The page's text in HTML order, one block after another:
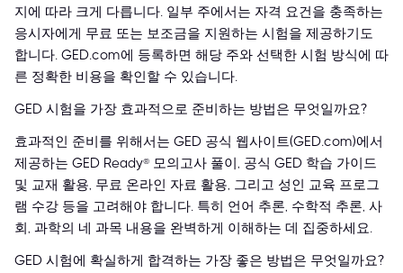
지에 따라 크게 다릅니다. 일부 주에서는 자격 요건을 충족하는
응시자에게 무료 또는 보조금을 지원하는 시험을 제공하기도
합니다. GED.com에 등록하면 해당 주와 선택한 시험 방식에 따
른 정확한 비용을 확인할 수 있습니다.
GED 시험을 가장 효과적으로 준비하는 방법은 무엇일까요?
효과적인 준비를 위해서는 GED 공식 웹사이트(GED.com)에서
제공하는 GED Ready® 모의고사 풀이, 공식 GED 학습 가이드
및 교재 활용, 무료 온라인 자료 활용, 그리고 성인 교육 프로그
램 수강 등을 고려해야 합니다. 특히 언어 추론, 수학적 추론, 사
회, 과학의 네 과목 내용을 완벽하게 이해하는 데 집중하세요.
GED 시험에 확실하게 합격하는 가장 좋은 방법은 무엇일까요?